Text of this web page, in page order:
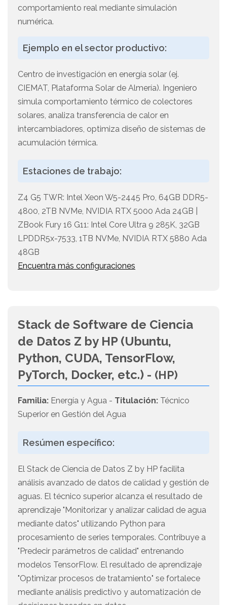
comportamiento real mediante simulación
numérica.
Ejemplo en el sector productivo:
Centro de investigación en energía solar (ej.
CIEMAT, Plataforma Solar de Almería). Ingeniero
simula comportamiento térmico de colectores
solares, analiza transferencia de calor en
intercambiadores, optimiza diseño de sistemas de
acumulación térmica.
Estaciones de trabajo:
Z4 G5 TWR: Intel Xeon W5-2445 Pro, 64GB DDR5-
4800, 2TB NVMe, NVIDIA RTX 5000 Ada 24GB |
ZBook Fury 16 G11: Intel Core Ultra 9 285K, 32GB
LPDDR5x-7533, 1TB NVMe, NVIDIA RTX 5880 Ada
48GB
Encuentra más configuraciones
Stack de Software de Ciencia
de Datos Z by HP (Ubuntu,
Python, CUDA, TensorFlow,
PyTorch, Docker, etc.) - (HP)
Familia: Energía y Agua - Titulación: Técnico
Superior en Gestión del Agua
Resúmen específico:
El Stack de Ciencia de Datos Z by HP facilita
análisis avanzado de datos de calidad y gestión de
aguas. El técnico superior alcanza el resultado de
aprendizaje "Monitorizar y analizar calidad de agua
mediante datos" utilizando Python para
procesamiento de series temporales. Contribuye a
"Predecir parámetros de calidad" entrenando
modelos TensorFlow. El resultado de aprendizaje
"Optimizar procesos de tratamiento" se fortalece
mediante análisis predictivo y automatización de